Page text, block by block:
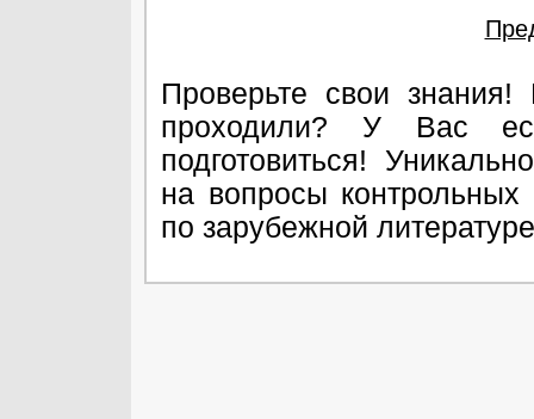
Проверьте свои
проходили? У Вас
подготовиться!
на вопросы контрольных
по зарубежной литературе